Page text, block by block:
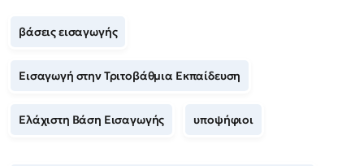
βάσεις εισαγωγής
Εισαγωγή στην Τριτοβάθμια Εκπαίδευση
Ελάχιστη Βάση Εισαγωγής υποψήφιοι